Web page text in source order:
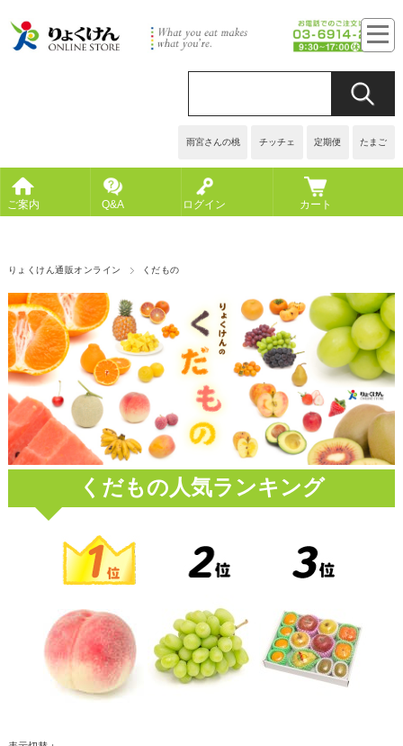
雨宮さんの桃 チッチェ 定期便 たまご
ご案内 Q&A ログイン カート
りょくけん通販オンライン くだもの
くだもの人気ランキング